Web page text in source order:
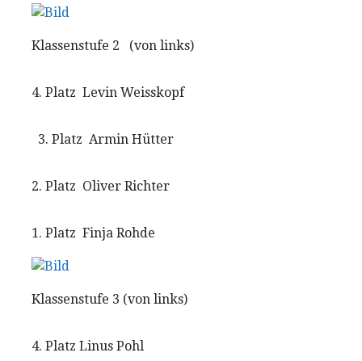
Klassenstufe 2 (von links)
4. Platz Levin Weisskopf
3. Platz Armin Hütter
2. Platz Oliver Richter
1. Platz Finja Rohde
Klassenstufe 3 (von links)
4. Platz Linus Pohl